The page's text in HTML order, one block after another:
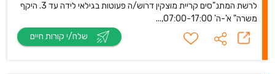
לרשת המתנ"סים קריית מוצקין דרוש/ה פעוטות בגילאי לידה עד 3. היקף
משרה" א'-ה' 07:00-17:00,...